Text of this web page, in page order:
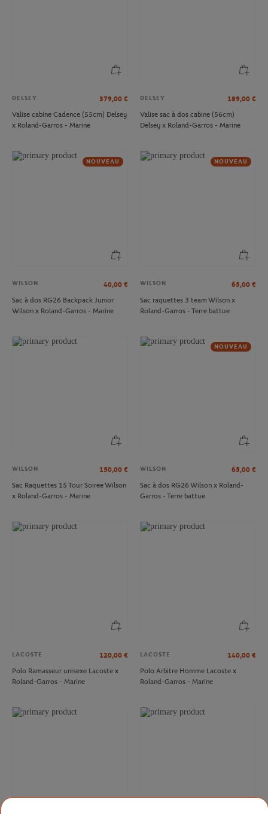
DELSEY 379,00 €
Valise cabine Cadence (55cm) Delsey
x Roland-Garros - Marine
DELSEY 189,00 €
Valise sac à dos cabine (56cm)
Delsey x Roland-Garros - Marine
NOUVEAU
WILSON 40,00 €
Sac à dos RG26 Backpack Junior
Wilson x Roland-Garros - Marine
NOUVEAU
WILSON 65,00 €
Sac raquettes 3 team Wilson x
Roland-Garros - Terre battue
WILSON 150,00 €
Sac Raquettes 15 Tour Soiree Wilson
x Roland-Garros - Marine
NOUVEAU
WILSON 65,00 €
Sac à dos RG26 Wilson x Roland-
Garros - Terre battue
LACOSTE 120,00 €
Polo Ramasseur unisexe Lacoste x
Roland-Garros - Marine
LACOSTE 140,00 €
Polo Arbitre Homme Lacoste x
Roland-Garros - Marine